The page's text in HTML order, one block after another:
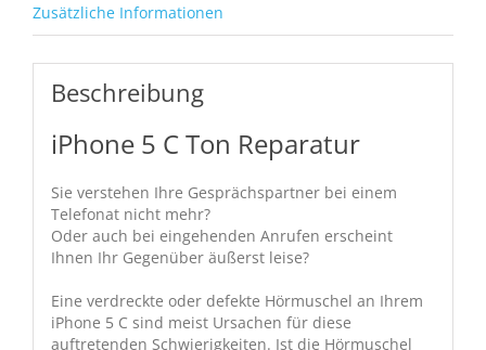
Zusätzliche Informationen
Beschreibung
iPhone 5 C Ton Reparatur
Sie verstehen Ihre Gesprächspartner bei einem
Telefonat nicht mehr?
Oder auch bei eingehenden Anrufen erscheint
Ihnen Ihr Gegenüber äußerst leise?
Eine verdreckte oder defekte Hörmuschel an Ihrem
iPhone 5 C sind meist Ursachen für diese
auftretenden Schwierigkeiten. Ist die Hörmuschel